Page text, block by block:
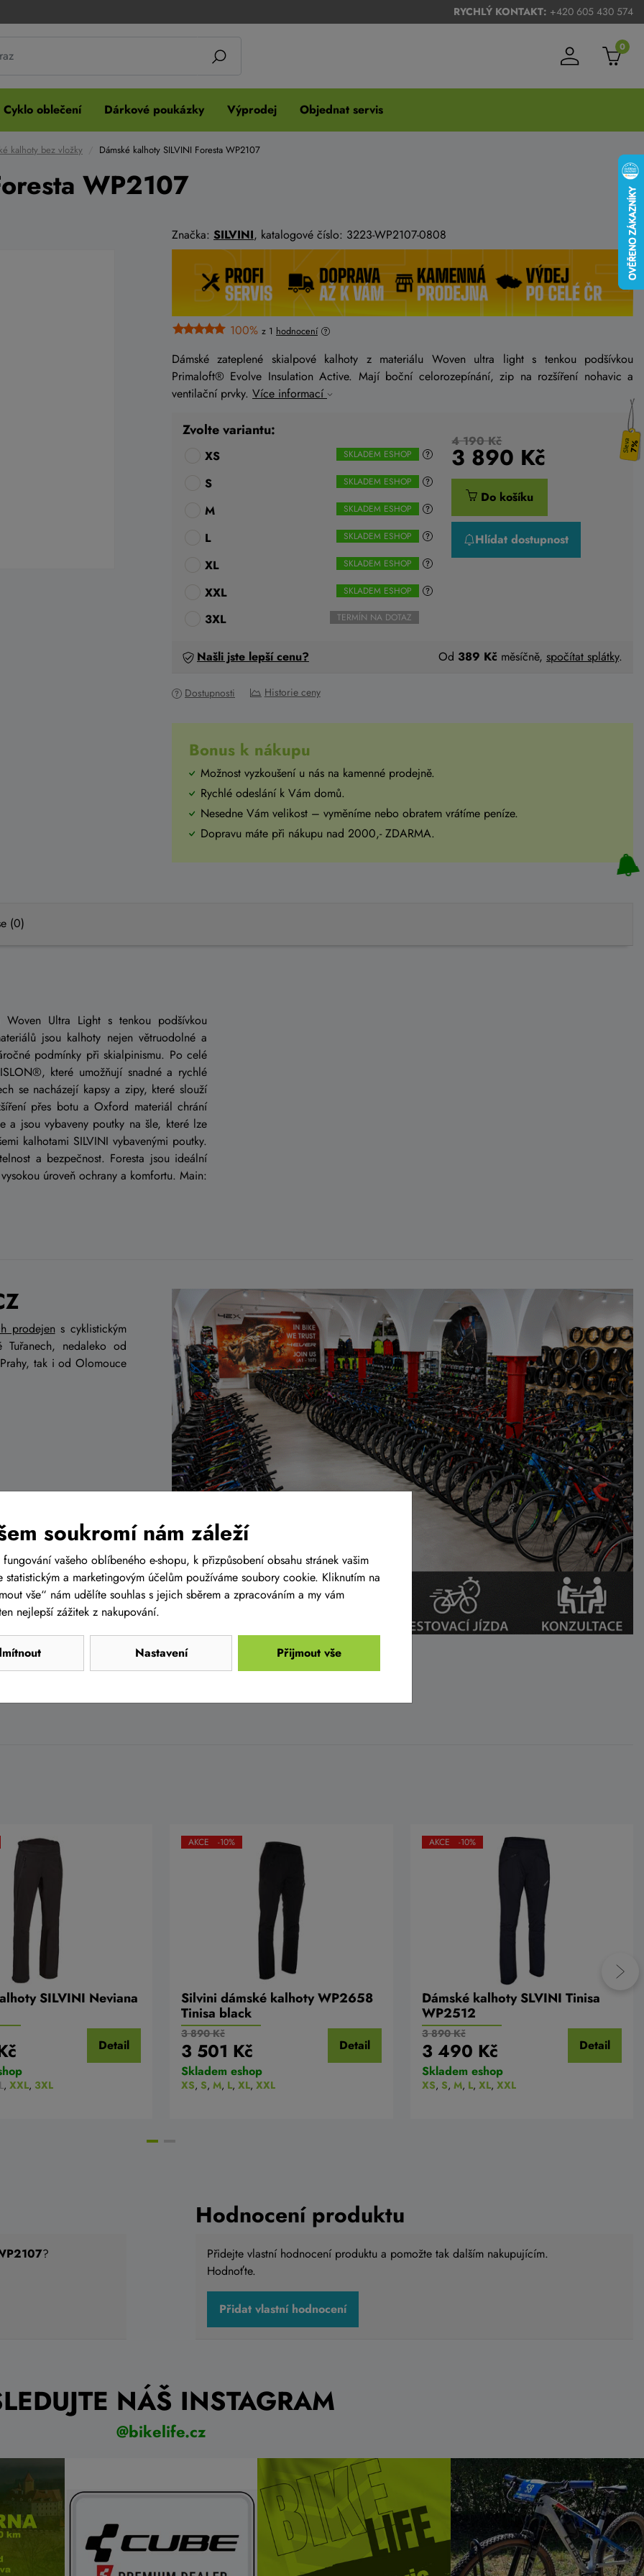
RYCHLÝ KONTAKT: +420 605 430 574
0
Cyklo oblečení Dárkové poukázky Výprodej Objednat servis
kalhoty bez vložky Dámské kalhoty SILVINI Foresta WP2107
WP2107
Značka: SILVINI, katalogové číslo: 3223-WP2107-0808
100% z 1 hodnocení
Dámské zateplené skialpové kalhoty z materiálu Woven ultra light s tenkou podšívkou
Primaloft® Evolve Insulation Active. Mají boční celorozepínání, zip na rozšíření nohavic a
ventilační prvky. Více informací
7%
Zvolte variantu:
XS SKLADEM ESHOP
S SKLADEM ESHOP
M SKLADEM ESHOP
L SKLADEM ESHOP
XL SKLADEM ESHOP
XXL SKLADEM ESHOP
3XL TERMÍN NA DOTAZ
4 190 Kč
3 890 Kč
Do košíku
Hlídat dostupnost
Našli jste lepší cenu? Od 389 Kč měsíčně, spočítat splátky.
Dostupnosti Historie ceny
Bonus k nákupu
Možnost vyzkoušení u nás na kamenné prodejně.
Rychlé odeslání k Vám domů.
Nesedne Vám velikost – vyměníme nebo obratem vrátíme peníze.
Dopravu máte při nákupu nad 2000,- ZDARMA.
(0)
Woven Ultra Light s tenkou podšívkou
jsou kalhoty nejen větruodolné a
podmínky při skialpinismu. Po celé
které umožňují snadné a rychlé
se nacházejí kapsy a zipy, které slouží
přes botu a Oxford materiál chrání
a jsou vybaveny poutky na šle, které lze
kalhotami SILVINI vybavenými poutky.
a bezpečnost. Foresta jsou ideální
úroveň ochrany a komfortu. Main:
prodejens cyklistickým
nedaleko od
tak i od Olomouce
a to i na kola již v akci
do servisu
SILVINI Neviana
, XXL, 3XL
Detail
Silvini dámské kalhoty WP2658
Tinisa black
AKCE -10%
3 890 Kč
3 501 Kč
Skladem eshop
XS, S, M, L, XL, XXL
Detail
Dámské kalhoty SLVINI Tinisa
WP2512
AKCE -10%
3 890 Kč
3 490 Kč
Skladem eshop
XS, S, M, L, XL, XXL
Detail
?
Hodnocení produktu
Přidejte vlastní hodnocení produktu a pomožte tak dalším nakupujícím.
Hodnoťte.
Přidat vlastní hodnocení
NÁŠ INSTAGRAM
@bikelife.cz
soukromí nám záleží
fungování vašeho oblíbeného e-shopu, k přizpůsobení obsahu stránek vašim
statistickým a marketingovým účelům používáme soubory cookie. Kliknutím na
vše“ nám udělíte souhlas s jejich sběrem a zpracováním a my vám
nejlepší zážitek z nakupování.
Nastavení Přijmout vše